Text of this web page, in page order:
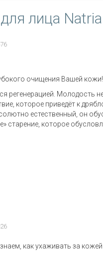
лица Natria
очищения Вашей кожи!
Молодость не
которое приведёт к
естественный, он
старение, которое
как ухаживать за